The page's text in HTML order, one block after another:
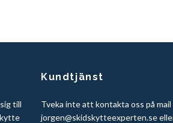
till
Kundtjänst
Tveka inte att kontakta oss på mail
jorgen@skidskytteexperten.se